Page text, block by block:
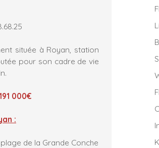
située à Royan, station
pour son cadre de vie
000€
:
de la Grande Conche